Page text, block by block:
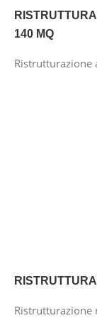
140 MQ
Ristrutturazione
Ristrutturazione